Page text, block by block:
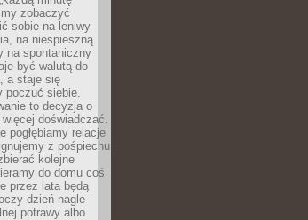
zobaczyć
sobie na leniwy
na niespieszną
na spontaniczny
być walutą do
a staje się
poczuć siebie.
to decyzja o
doświadczać.
pogłębiamy relacje
z pośpiechu
kolejne
do domu coś
przez lata będą
dzień nagle
potrawy albo